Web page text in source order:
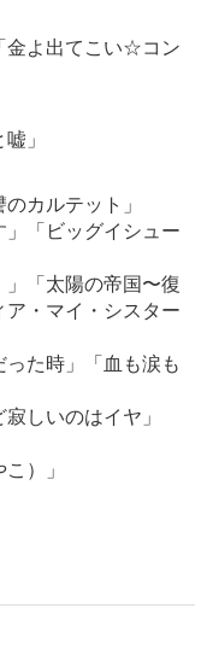
金よ出てこい☆コン
」
カルテット」
「ビッグイシュー
「太陽の帝国〜復
・マイ・シスター
た時」「血も涙も
しいのはイヤ」
）」